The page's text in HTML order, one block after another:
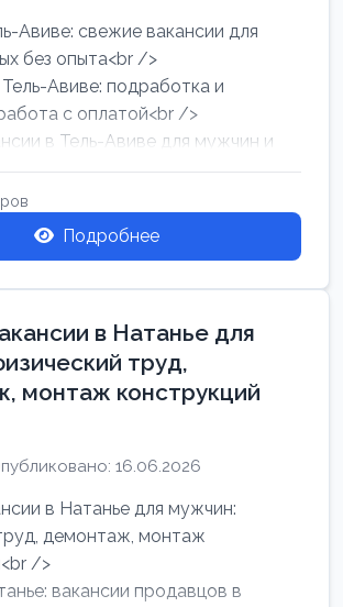
Авиве: свежие вакансии для
без опыта<br />
Авиве: подработка и
с оплатой<br />
в Тель-Авиве для мужчин и
Подробнее
в Натанье для
труд,
монтаж конструкций
16.06.2026
в Натанье для мужчин:
демонтаж, монтаж
/>
вакансии продавцов в